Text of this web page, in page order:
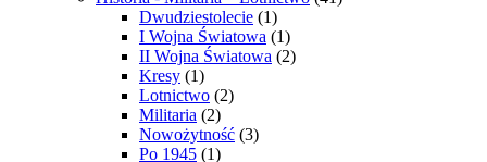
Dwudziestolecie (1)
I Wojna Światowa (1)
II Wojna Światowa (2)
Kresy (1)
Lotnictwo (2)
Militaria (2)
Nowożytność (3)
Po 1945 (1)